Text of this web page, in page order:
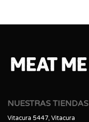
NUESTRAS TIENDAS
Vitacura 5447, Vitacura